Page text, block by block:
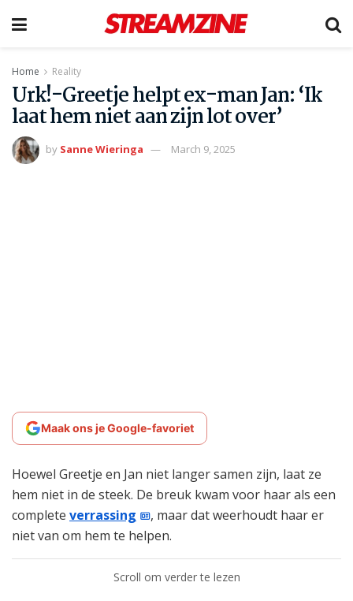
Home Reality
Urk!-Greetje helpt ex-man Jan: ‘Ik
laat hem niet aan zijn lot over’
by Sanne Wieringa March 9, 2025
Maak ons je Google-favoriet
Hoewel Greetje en Jan niet langer samen zijn, laat ze
hem niet in de steek. De breuk kwam voor haar als een
complete verrassing
, maar dat weerhoudt haar er
niet van om hem te helpen.
Scroll om verder te lezen